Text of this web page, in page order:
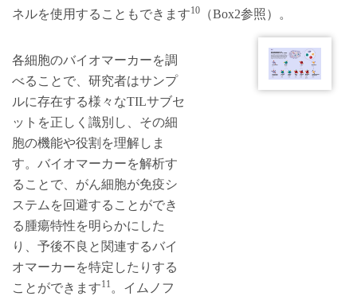
ネルを使用することもできます10 （Box2参照）。
各細胞のバイオマーカーを調
べることで、研究者はサンプ
ルに存在する様々なTILサブセ
ットを正しく識別し、その細
胞の機能や役割を理解しま
す。バイオマーカーを解析す
ることで、がん細胞が免疫シ
ステムを回避することができ
る腫瘍特性を明らかにした
り、予後不良と関連するバイ
オマーカーを特定したりする
ことができます11 。イムノフ